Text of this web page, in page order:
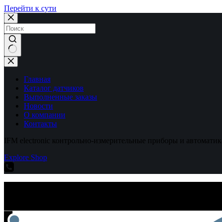
Перейти к сути
Ничего
не
найденоГлавная
Каталог датчиков
Выполненные заказы
Новости
О компании
Контакты
IFM electronic контрольно-измерительные приборы и
Explore Shop